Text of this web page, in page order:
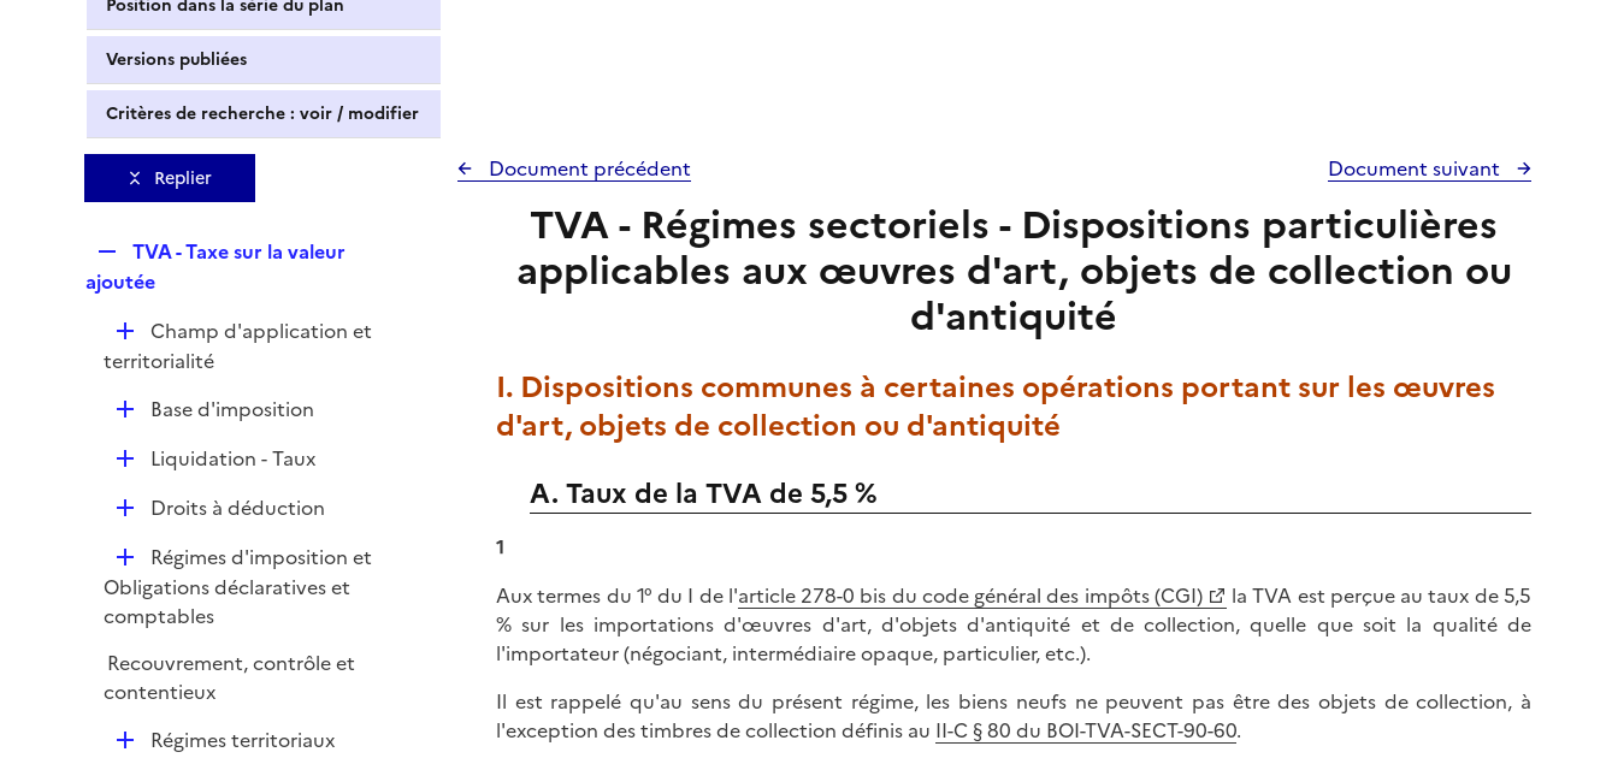
Position dans la série du plan
Versions publiées
Critères de recherche : voir / modifier
Replier
e
l
i
e
r
TVA - Taxe sur la valeur
ajoutée
D
é
Champ d'application et
territorialité
D
r
Base d'imposition
D
i
e
r
Liquidation - Taux
D
l
i
r
Droits à déduction
D
é
p
i
e
Régimes d'imposition et
Obligations déclaratives et
comptables
Recouvrement, contrôle et
contentieux
DRégimes territoriaux
Document précédent Document suivant
TVA - Régimes sectoriels - Dispositions particulières
applicables aux œuvres d'art, objets de collection ou
d'antiquité
I. Dispositions communes à certaines opérations portant sur les œuvres
d'art, objets de collection ou d'antiquité
A. Taux de la TVA de 5,5 %
1
Aux termes du 1° du I de l'article 278-0 bis du code général des impôts (CGI)
la TVA est perçue au taux de 5,5
% sur les importations d'œuvres d'art, d'objets d'antiquité et de collection, quelle que soit la qualité de
l'importateur (négociant, intermédiaire opaque, particulier, etc.).
Il est rappelé qu'au sens du présent régime, les biens neufs ne peuvent pas être des objets de collection, à
l'exception des timbres de collection définis au II-C § 80 du BOI-TVA-SECT-90-60.